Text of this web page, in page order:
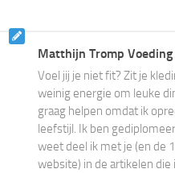
Matthijn Tromp
Voel jij je niet fit? Zit je
weinig energie om leuke
graag helpen omdat ik
leefstijl. Ik ben
weet deel ik met je (en de
website) in de artikelen